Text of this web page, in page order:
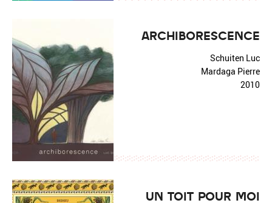
ARCHIBORESCENCE
Schuiten Luc
Mardaga Pierre
2010
UN TOIT POUR MOI